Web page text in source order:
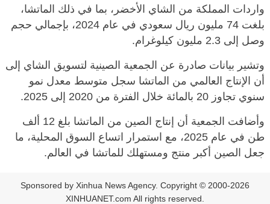
واردات المملكة من الشاي الأخضر، بما في ذلك الماتشا،
بلغت 74 مليون ريال سعودي في عام 2024، بإجمالي حجم
وصل إلى 2.3 مليون كيلوغرام.
وتشير بيانات صادرة عن الجمعية الصينية لتسويق الشاي إلى
أن الإنتاج العالمي من الماتشا سجل متوسط معدل نمو
سنوي تجاوز 20 بالمائة خلال الفترة من 2020 إلى 2025.
وأضافت الجمعية أن إنتاج الصين من الماتشا بلغ 12 ألف
طن في عام 2025، مع استمرار اتساع السوق المحلية، ما
جعل الصين أكبر منتج ومستهلك للماتشا في العالم.
Sponsored by Xinhua News Agency. Copyright © 2000-2026
XINHUANET.com All rights reserved.